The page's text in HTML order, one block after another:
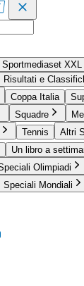
Sportmediaset XXL
Risultati e
Coppa Italia
Squadre
Tennis Altri
Un libro a
Olimpiadi
Speciali Mondiali